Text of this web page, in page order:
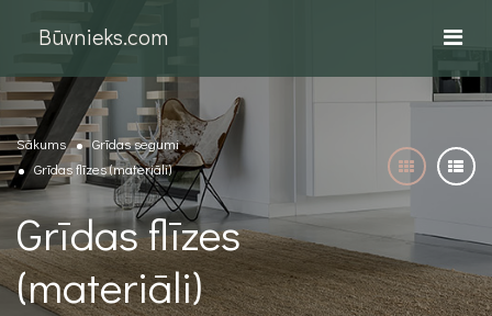
Būvnieks.com
Sākums
Grīdas segumi
Grīdas flīzes (materiāli)
Grīdas flīzes
(materiāli)